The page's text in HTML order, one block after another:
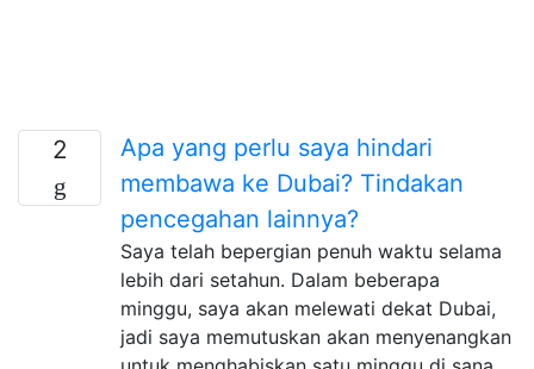
2
Apa yang perlu saya hindari
membawa ke Dubai? Tindakan
pencegahan lainnya?
Saya telah bepergian penuh waktu selama
lebih dari setahun. Dalam beberapa
minggu, saya akan melewati dekat Dubai,
jadi saya memutuskan akan menyenangkan